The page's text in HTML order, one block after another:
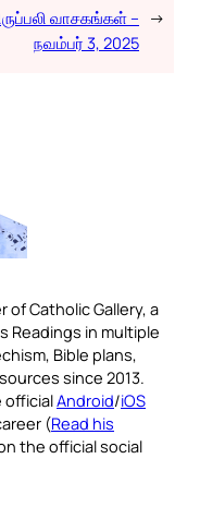
வாசகங்கள் –
நவம்பர் 3, 2025
→
Catholic Gallery, a
Readings in multiple
Bible plans,
since 2013.
officialAndroid/iOS
(Read his
the official social